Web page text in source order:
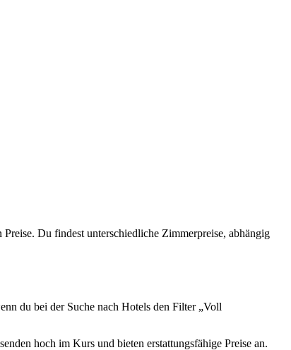
Du findest unterschiedliche Zimmerpreise, abhängig
du bei der Suche nach Hotels den Filter „Voll
hoch im Kurs und bieten erstattungsfähige Preise an.